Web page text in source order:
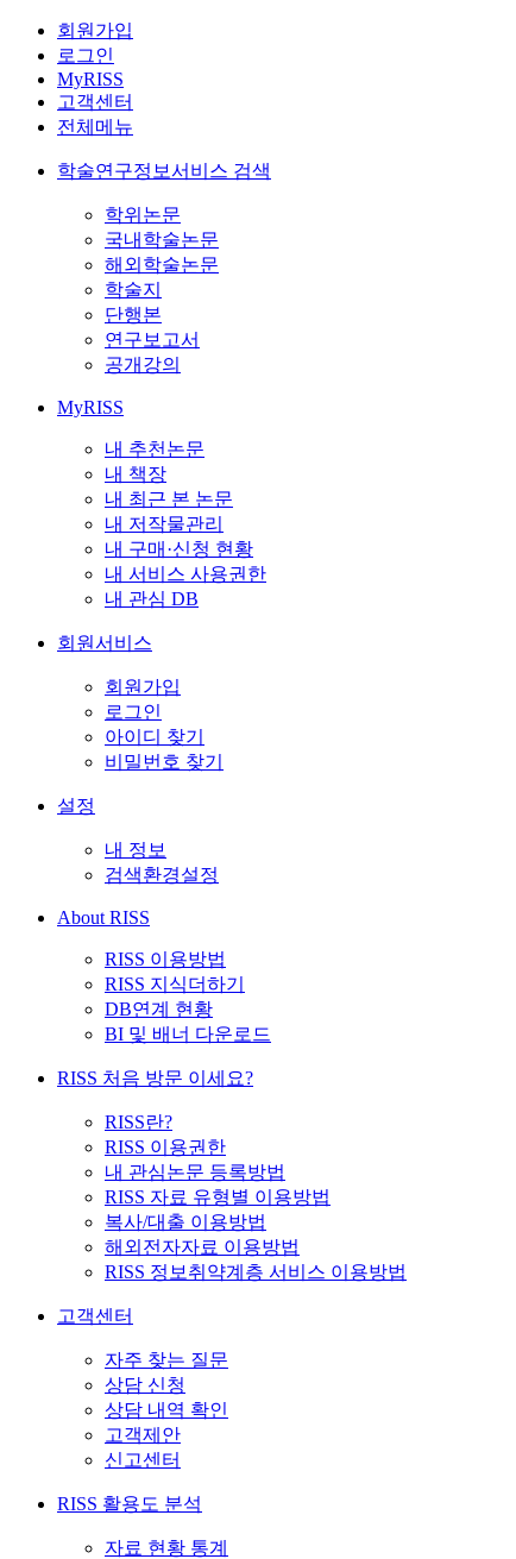
회원가입
로그인
MyRISS
고객센터
전체메뉴
학술연구정보서비스 검색
학위논문
국내학술논문
해외학술논문
학술지
단행본
연구보고서
공개강의
MyRISS
내 추천논문
내 책장
내 최근 본 논문
내 저작물관리
내 구매·신청 현황
내 서비스 사용권한
내 관심 DB
회원서비스
회원가입
로그인
아이디 찾기
비밀번호 찾기
설정
내 정보
검색환경설정
About RISS
RISS 이용방법
RISS 지식더하기
DB연계 현황
BI 및 배너 다운로드
RISS 처음 방문 이세요?
RISS란?
RISS 이용권한
내 관심논문 등록방법
RISS 자료 유형별 이용방법
복사/대출 이용방법
해외전자자료 이용방법
RISS 정보취약계층 서비스 이용방법
고객센터
자주 찾는 질문
상담 신청
상담 내역 확인
고객제안
신고센터
RISS 활용도 분석
자료 현황 통계